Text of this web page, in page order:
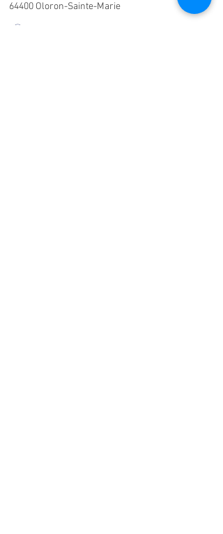
64400 Oloron-Sainte-Marie